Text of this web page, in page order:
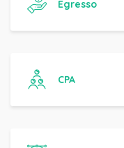
Egresso
CPA